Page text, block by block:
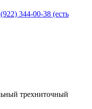
344-00-38 (есть
трехниточный